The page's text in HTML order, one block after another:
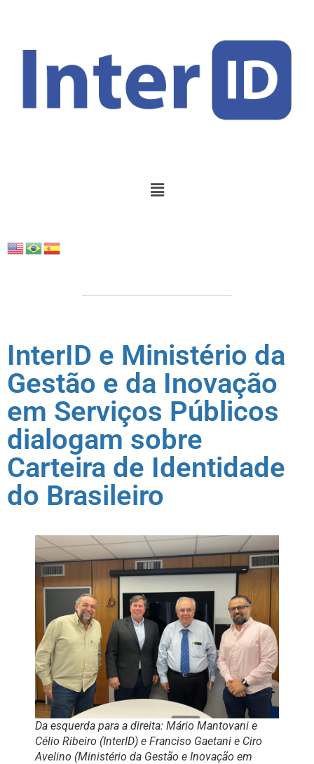
InterID e Ministério da
Gestão e da Inovação
em Serviços Públicos
dialogam sobre
Carteira de Identidade
do Brasileiro
Da esquerda para a direita: Mário Mantovani e
Célio Ribeiro (InterID) e Franciso Gaetani e Ciro
Avelino (Ministério da Gestão e Inovação em